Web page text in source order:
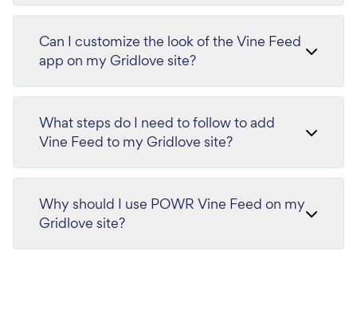
Can I customize the look of the Vine Feed
app on my Gridlove site?
What steps do I need to follow to add
Vine Feed to my Gridlove site?
Why should I use POWR Vine Feed on my
Gridlove site?